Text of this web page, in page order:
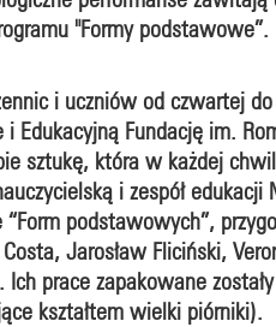
"Formy podstawowe”.
i uczniów od czwartej
Fundację im.
sztukę, która w każdej
i zespół edukacji
podstawowych”,
Jarosław Fliciński,
prace zapakowane
kształtem wielki piórniki).